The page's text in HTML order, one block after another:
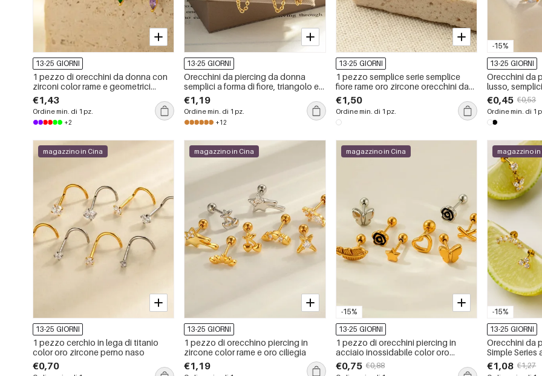
13-25 GIORNI
1 pezzo di orecchini da donna con
zirconi color rame e geometrici
semplici, serie Simple
€1,43
Ordine min. di 1 pz.
+2
13-25 GIORNI
Orecchini da piercing da donna
semplici a forma di fiore, triangolo e
luna, color rame e oro, con zirconi.
€1,19
Ordine min. di 1 pz.
+12
13-25 GIORNI
1 pezzo semplice serie semplice
fiore rame oro zircone orecchini da
donna piercing
€1,50
Ordine min. di 1 pz.
-15%
13-25 GIORNI
Orecchini da
lusso,
inossidabile
con zirconi e
semplice.
€0,45 €0,53
Ordine min. di 1
magazzino in Cina
13-25 GIORNI
1 pezzo cerchio in lega di titanio
color oro zircone perno naso
€0,70
magazzino in Cina
13-25 GIORNI
1 pezzo di orecchino piercing in
zircone color rame e oro ciliegia
€1,19
-15%
magazzino in Cina
13-25 GIORNI
1 pezzo di orecchini piercing in
acciaio inossidabile color oro
impermeabile
€0,75 €0,88
-15%
magazzino in
13-25 GIORNI
Orecchini da
Simple Series
farfalla, in
impermeabili,
€1,08 €1,27